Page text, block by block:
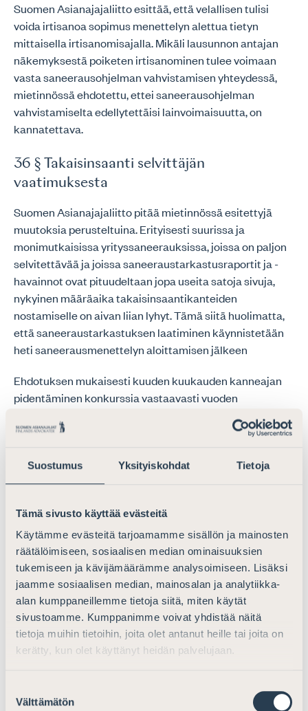
Suostumus Yksityiskohdat Tietoja
Tämä sivusto käyttää evästeitä
Käytämme evästeitä tarjoamamme sisällön ja mainosten
räätälöimiseen, sosiaalisen median ominaisuuksien
tukemiseen ja kävijämäärämme analysoimiseen. Lisäksi
jaamme sosiaalisen median, mainosalan ja analytiikka-
alan kumppaneillemme tietoja siitä, miten käytät
sivustoamme. Kumppanimme voivat yhdistää näitä
tietoja muihin tietoihin, joita olet antanut heille tai joita on
kerätty, kun olet käyttänyt heidän palvelujaan.
valinta
Välttämätön
Suomen Asianajajaliitto esittää, että velallisen tulisi
voida irtisanoa sopimus menettelyn alettua tietyn
mittaisella irtisanomisajalla. Mikäli lausunnon antajan
näkemyksestä poiketen irtisanominen tulee voimaan
vasta saneerausohjelman vahvistamisen yhteydessä,
mietinnössä ehdotettu, ettei saneerausohjelman
vahvistamiselta edellytettäisi lainvoimaisuutta, on
kannatettava.
36 § Takaisinsaanti selvittäjän
vaatimuksesta
Suomen Asianajajaliitto pitää mietinnössä esitettyjä
muutoksia perusteltuina. Erityisesti suurissa ja
monimutkaisissa yrityssaneerauksissa, joissa on paljon
selvitettävää ja joissa saneeraustarkastusraportit ja -
havainnot ovat pituudeltaan jopa useita satoja sivuja,
nykyinen määräaika takaisinsaantikanteiden
nostamiselle on aivan liian lyhyt. Tämä siitä huolimatta,
että saneeraustarkastuksen laatiminen käynnistetään
heti saneerausmenettelyn aloittamisen jälkeen
Ehdotuksen mukaisesti kuuden kuukauden kanneajan
pidentäminen konkurssia vastaavasti vuoden
että kanneajan pidentäminen johtaisi siihen, etteivätkö
niin pian kuin mahdollista. Takaisinsaantikanteiden
vireillepanoaikojen pidentäminen ei muutenkaan ole
saneerausmenettelyissä vain harvoin pannaan vireille
takaisinsaantikanteita.
Takaisinsaantikanteen johdosta peräytyvien varojen
säilyttäminen velallisen muusta omaisuudesta erillään
pidetään kannatettava. Tällä varmistetaan muun
muassa se, että velallisella on varoja maksaa
takaisinsaantikanteesta aiheutuneet
oikeudenkäyntikulut ja muut asianosaiskustannukset
ohjelman mukaisesti valvoa.